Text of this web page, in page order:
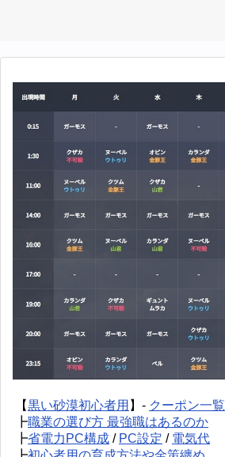
【黒い砂漠初心者用 】- クーポン一覧
┣職業の選び方 最強職はあるのか
┣省電力PC構成 / PC設定 / 電気代